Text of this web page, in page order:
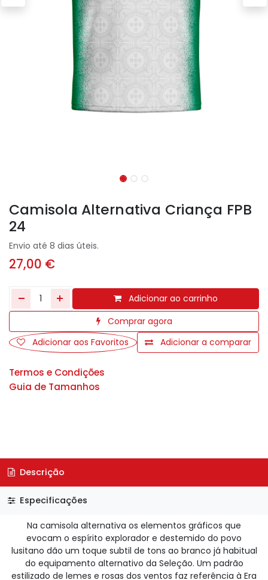
Camisola Alternativa Criança FPB
24
Envio até 8 dias úteis.
27,00 €
Adicionar ao carrinho
Comprar agora
Adicionar a comparar
Adicionar aos Favoritos
Termos e Condições
Guia de Tamanhos
Descrição
Especificações
Na camisola alternativa os elementos gráficos que
evocam o espírito explorador e destemido do povo
lusitano dão um toque subtil de tons ao branco já habitual
do equipamento alternativo da Seleção. Um padrão
estilizado de lemes e rosas dos ventos faz referência à Era